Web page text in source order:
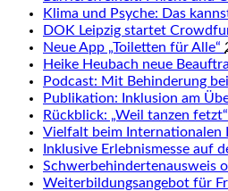
Klima und Psyche: Das
DOK Leipzig startet
Neue App „Toiletten für Alle“
Heike Heubach neue
Podcast: Mit Behinderung
Publikation: Inklusion am
Rückblick: „Weil tanzen
Vielfalt beim Internationalen
Inklusive Erlebnismesse auf
Schwerbehindertenausweis
Weiterbildungsangebot für